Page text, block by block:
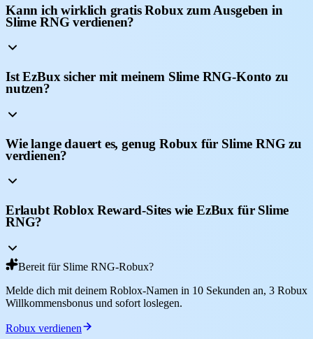
Kann ich wirklich gratis Robux zum Ausgeben in
Slime RNG verdienen?
Ist EzBux sicher mit meinem Slime RNG-Konto zu
nutzen?
Wie lange dauert es, genug Robux für Slime RNG zu
verdienen?
Erlaubt Roblox Reward-Sites wie EzBux für Slime
RNG?
Bereit für Slime RNG-Robux?
Melde dich mit deinem Roblox-Namen in 10 Sekunden an, 3 Robux
Willkommensbonus und sofort loslegen.
Robux verdienen